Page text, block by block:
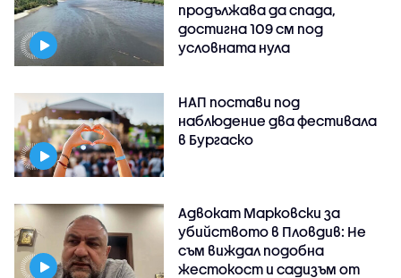
продължава да спада,
достигна 109 см под
условната нула
НАП постави под
наблюдение два фестивала
в Бургаско
Адвокат Марковски за
убийството в Пловдив: Не
съм виждал подобна
жестокост и садизъм от